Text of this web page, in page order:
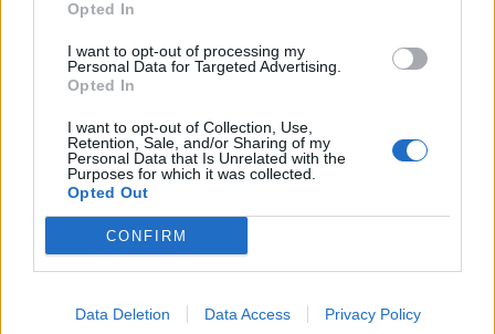
Opted In
I want to opt-out of processing my
Personal Data for Targeted Advertising.
Opted In
I want to opt-out of Collection, Use,
Retention, Sale, and/or Sharing of my
Personal Data that Is Unrelated with the
Purposes for which it was collected.
Opted Out
CONFIRM
Data Deletion Data Access Privacy Policy
https://academiadibujopintura.com
Central
Avenida Europa, 19 28943
Fuenlabrada, Madrid, España.
Datos